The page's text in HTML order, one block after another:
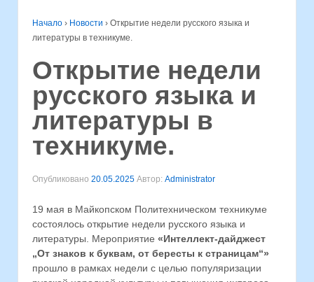
Начало › Новости › Открытие недели русского языка и
литературы в техникуме.
Открытие недели
русского языка и
литературы в
техникуме.
Опубликовано 20.05.2025 Автор: Administrator
19 мая в Майкопском Политехническом техникуме
состоялось открытие недели русского языка и
литературы. Мероприятие «Интеллект-дайджест
„От знаков к буквам, от бересты к страницам“»
прошло в рамках недели с целью популяризации